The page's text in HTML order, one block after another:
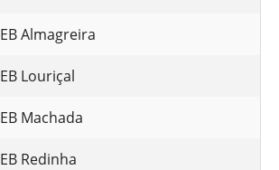
EB Almagreira
EB Louriçal
EB Machada
EB Redinha